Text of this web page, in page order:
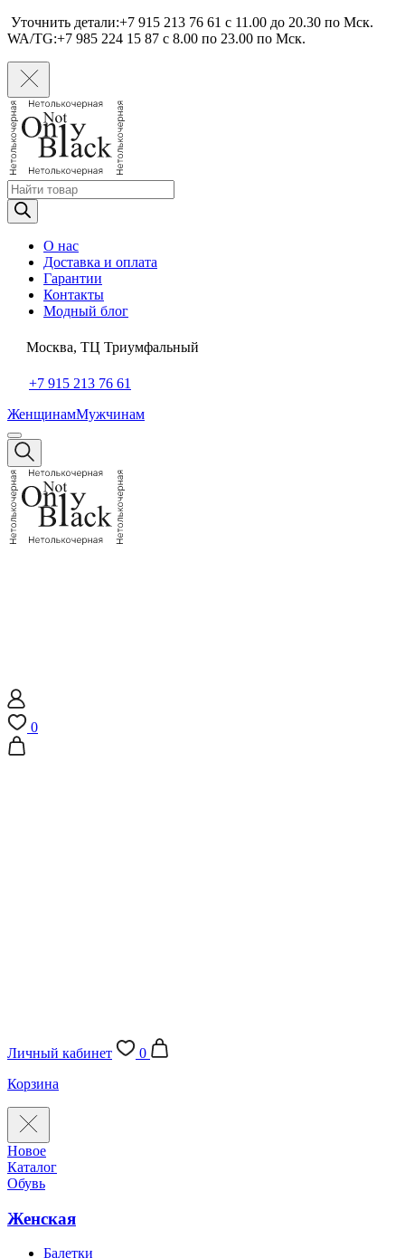
Уточнить детали:+7 915 213 76 61 c 11.00 до 20.30 по Мcк.
WA/TG:+7 985 224 15 87 c 8.00 по 23.00 по Мcк.
Поиск
товаров
О нас
Доставка и оплата
Гарантии
Контакты
Модный блог
Москва, ТЦ Триумфальный
+7 915 213 76 61
ЖенщинамМужчинам
0
Личный кабинет
0
Корзина
Новое
Каталог
Обувь
Женская
Балетки